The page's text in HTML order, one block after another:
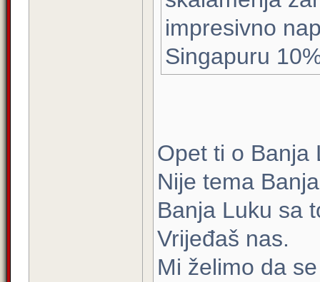
impresivno
Singapuru
Opet ti o Banja
Nije tema
Banja Luku sa
Vrijeđaš nas.
Mi želimo da